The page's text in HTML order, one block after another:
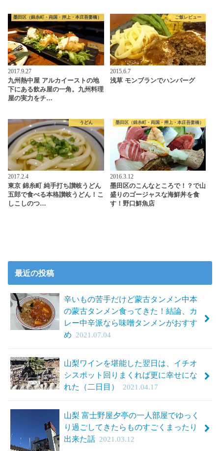
墨田区（錦糸町・両国・押上・本庄吾妻橋）
2017.9.27
九州熱中屋 アルカイーストの地
下にある飲み屋の一角。九州料理
屋の実力をチ…
ご飯レビュー
2015.6.7
浅草 モンブランでハンバーグ
うどん
2017.2.4
東京 錦糸町 純手打ち讃岐うどん
五郎で食べる本格讃岐うどん！こ
しこしのつ…
墨田区（錦糸町・両国・押上・本庄吾妻橋）
2016.3.12
墨田区のこんなところで！？で山
盛りのゴージャスな海鮮丼を食
す！野口鮮魚店
最近の投稿
辛いもの苦手だけど蒙古タンメン中本
の蒙古タンメン食ってきた！結論、カ
レー中辛派なら味噌タンメンがおすす
め
2021.07.04
山梨ワインを堪能した翌日は、イチオ
シスポット回りまくれば更に幸せにな
れた（二日目）
2021.04.17
山梨 富士野屋夕亭の一人部屋でゆっく
り過ごしてきたらものすごくまったり
出来た話 2021.03.12